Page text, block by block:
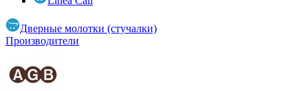
Дверные молотки (стучалки)
Производители